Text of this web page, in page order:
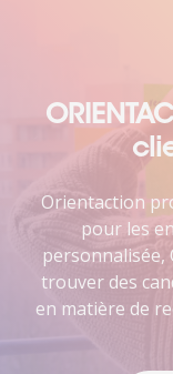
Orientaction
pour les
personnalisée,
trouver des
en matière de